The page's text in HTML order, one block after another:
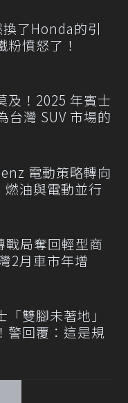
了Honda的引
粉憤怒了！
及！2025 年賓士
台灣 SUV 市場的
電動策略轉向
燃油與電動並行
戰局奪回輕型商
2月車市年增
雙腳未著地」
警回覆：這是規